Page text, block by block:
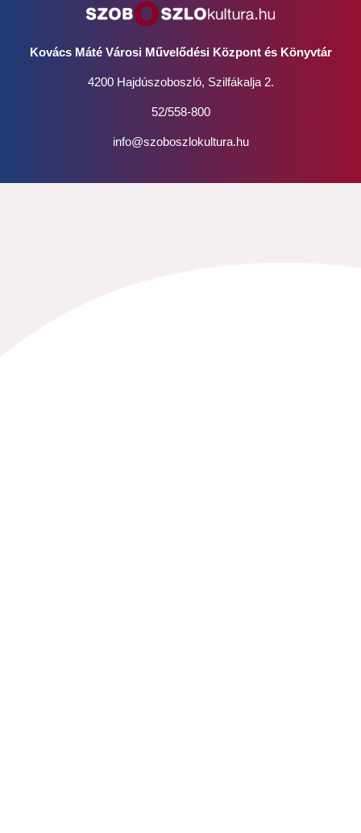
Kovács Máté Városi Művelődési Központ és Könyvtár
4200 Hajdúszoboszló, Szilfákalja 2.
52/558-800
info@szoboszlokultura.hu